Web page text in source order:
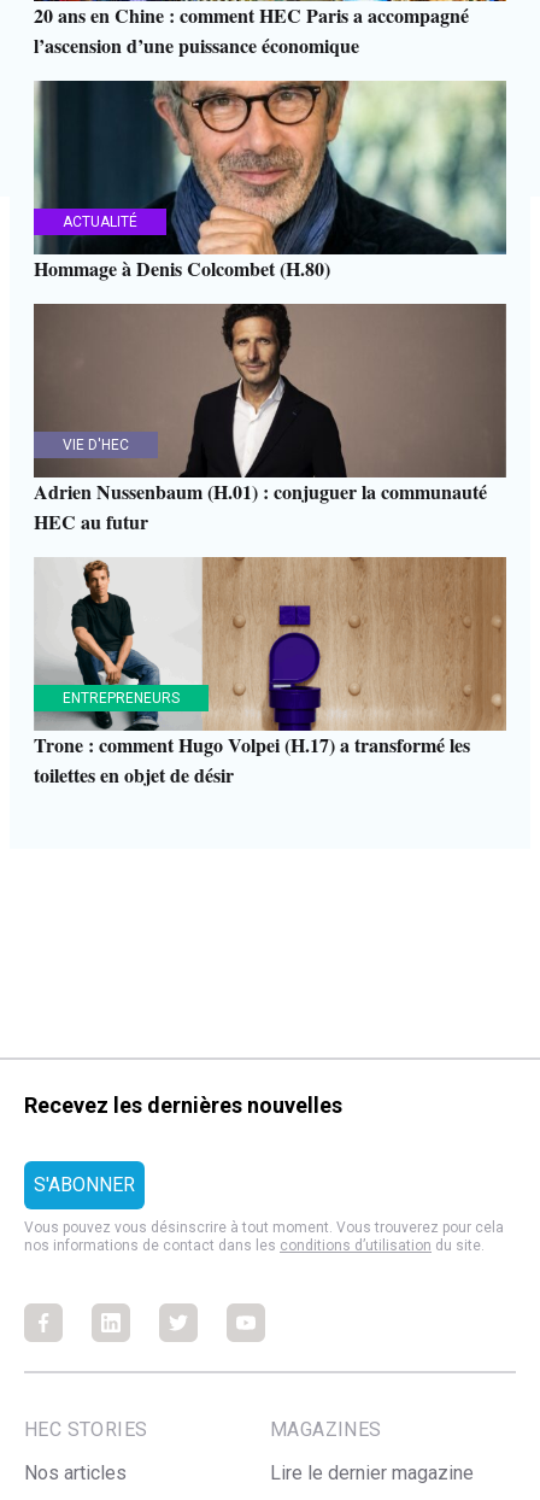
20 ans en Chine : comment HEC Paris a accompagné
l’ascension d’une puissance économique
ACTUALITÉ
Hommage à Denis Colcombet (H.80)
VIE D'HEC
Adrien Nussenbaum (H.01) : conjuguer la communauté
HEC au futur
ENTREPRENEURS
Trone : comment Hugo Volpei (H.17) a transformé les
toilettes en objet de désir
Recevez les dernières nouvelles
Vous pouvez vous désinscrire à tout moment. Vous trouverez pour cela
nos informations de contact dans les conditions d’utilisation du site.
FacebookFacebookFacebookFacebook
HEC STORIES
Nos articles
MAGAZINES
Lire le dernier magazine